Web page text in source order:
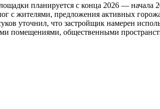
планируется с конца 2026 — начала
с жителями, предложения активных
уточнил, что застройщик намерен
помещениями, общественными